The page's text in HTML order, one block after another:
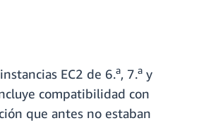
EC2 de 6.a, 7.a y
compatibilidad con
que antes no estaban